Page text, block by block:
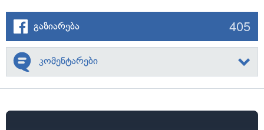
გაზიარება 405
კომენტარები